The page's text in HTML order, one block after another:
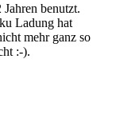
benutzt.
Ladung hat
mehr ganz so
:-).